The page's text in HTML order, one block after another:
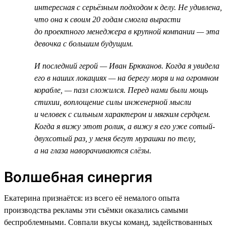
интересная с серьёзным подходом к делу. Не удивлена,
что она к своим 20 годам смогла вырасти
до проектного менеджера в крупной компании — эта
девочка с большим будущим.
И последний герой — Иван Брюханов. Когда я увидела
его в наших локациях — на берегу моря и на огромном
корабле, — пазл сложился. Перед нами были мощь
стихии, воплощение силы инженерной мысли
и человек с сильным характером и мягким сердцем.
Когда я вижу этот ролик, а вижу я его уже сотый-
двухсотый раз, у меня бегут мурашки по телу,
а на глаза наворачиваются слёзы.
Волшебная синергия
Екатерина признаётся: из всего её немалого опыта
производства рекламы эти съёмки оказались самыми
беспроблемными. Совпали вкусы команд, задействованных